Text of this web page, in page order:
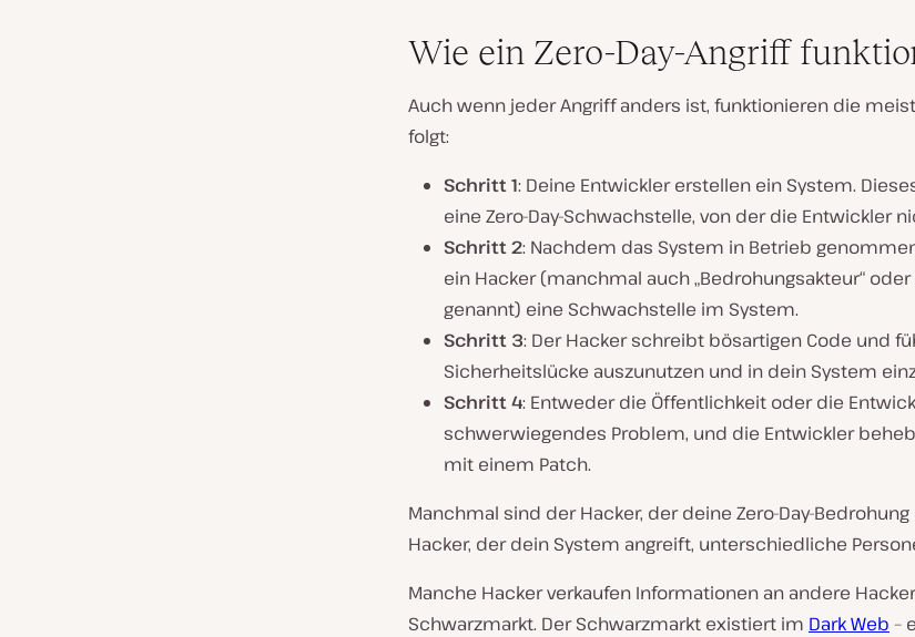
Wie ein Zero-Day-Angriff
Auch wenn jeder Angriff anders ist, funktionieren die
folgt:
Schritt 1: Deine Entwickler erstellen ein System.
eine Zero-Day-Schwachstelle, von der die Entwickler
Schritt 2: Nachdem das System in Betrieb
ein Hacker (manchmal auch „Bedrohungsakteur“ oder
genannt) eine Schwachstelle im System.
Schritt 3: Der Hacker schreibt bösartigen Code und
Sicherheitslücke auszunutzen und in dein System
Schritt 4: Entweder die Öffentlichkeit oder die
schwerwiegendes Problem, und die Entwickler
mit einem Patch.
Manchmal sind der Hacker, der deine Zero-Day-
Hacker, der dein System angreift, unterschiedliche
Manche Hacker verkaufen Informationen an andere
Schwarzmarkt. Der Schwarzmarkt existiert im Dark Web –